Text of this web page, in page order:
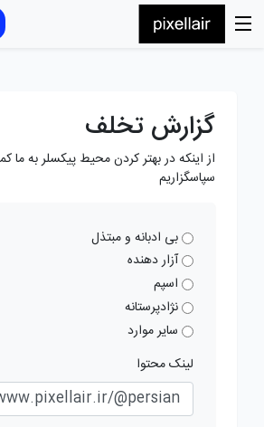
گزارش تخلف
از اینکه در بهتر کردن محیط پیکسلر به ما
سپاسگزاریم
بی ادبانه و مبتذل
آزار دهنده
اسپم
نژادپرستانه
سایر موارد
لینک محتوا